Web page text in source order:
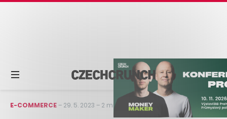
E-COMMERCE– 29. 5. 2023 – 2 min čtení